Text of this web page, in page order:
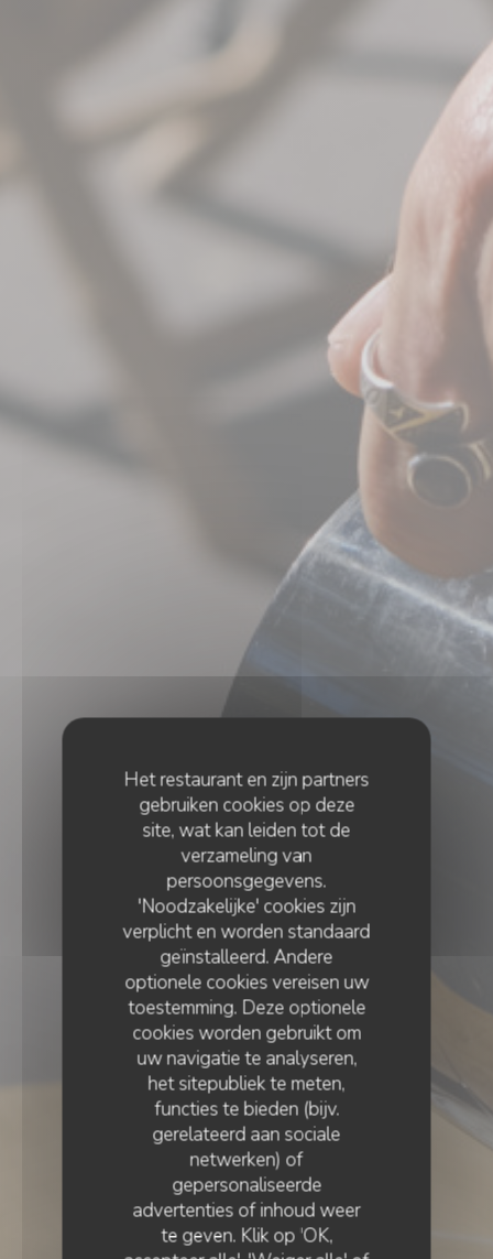
Het restaurant en zijn partners
gebruiken cookies op deze
site, wat kan leiden tot de
verzameling van
persoonsgegevens.
'Noodzakelijke' cookies zijn
verplicht en worden standaard
geïnstalleerd. Andere
optionele cookies vereisen uw
toestemming. Deze optionele
cookies worden gebruikt om
uw navigatie te analyseren,
het sitepubliek te meten,
functies te bieden (bijv.
gerelateerd aan sociale
netwerken) of
gepersonaliseerde
advertenties of inhoud weer
te geven. Klik op 'OK,
COFFEESHOP• PARIS
POMPOM COSY